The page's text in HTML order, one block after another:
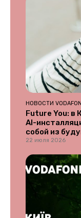
НОВОСТИ
Future You: в
AI-
собой из
22 июля 2026